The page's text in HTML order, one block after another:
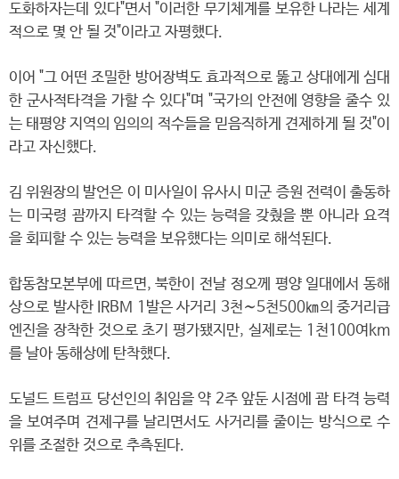
도화하자는데 있다"면서 "이러한 무기체계를 보유한 나라는 세계
적으로 몇 안 될 것"이라고 자평했다.
이어 "그 어떤 조밀한 방어장벽도 효과적으로 뚫고 상대에게 심대
한 군사적타격을 가할 수 있다"며 "국가의 안전에 영향을 줄수 있
는 태평양 지역의 임의의 적수들을 믿음직하게 견제하게 될 것"이
라고 자신했다.
김 위원장의 발언은 이 미사일이 유사시 미군 증원 전력이 출동하
는 미국령 괌까지 타격할 수 있는 능력을 갖췄을 뿐 아니라 요격
을 회피할 수 있는 능력을 보유했다는 의미로 해석된다.
합동참모본부에 따르면, 북한이 전날 정오께 평양 일대에서 동해
상으로 발사한 IRBM 1발은 사거리 3천∼5천500㎞의 중거리급
엔진을 장착한 것으로 초기 평가됐지만, 실제로는 1천100여km
를 날아 동해상에 탄착했다.
도널드 트럼프 당선인의 취임을 약 2주 앞둔 시점에 괌 타격 능력
을 보여주며 견제구를 날리면서도 사거리를 줄이는 방식으로 수
위를 조절한 것으로 추측된다.